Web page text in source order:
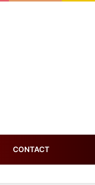
CONTACT